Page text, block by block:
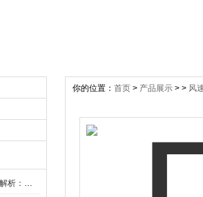
无线温度记录仪校准规范解析：从多点比对到不确定度评定的实操流程
你的位置： 首页 > 产品展示 > > 风